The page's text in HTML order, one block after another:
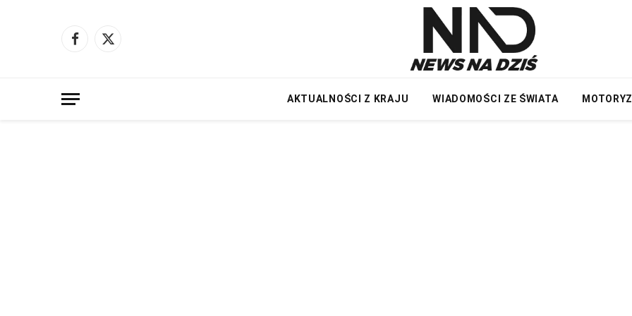
Facebook
X
AKTUALNOŚCI Z KRAJU WIADOMOŚCI ZE ŚWIATA